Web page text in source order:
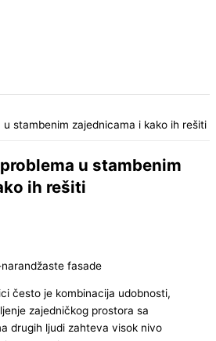
stambenim zajednicama i kako ih rešiti
u stambenim
ih rešiti
često je kombinacija udobnosti,
zajedničkog prostora sa
drugih ljudi zahteva visok nivo